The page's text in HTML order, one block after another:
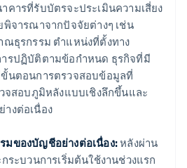
าคารที่รับบัตรจะประเมินความเสี่ยง
พิจารณาจากปัจจัยต่างๆ เช่น
ณธุรกรรม ตำแหน่งที่ตั้งทาง
รปฏิบัติตามข้อกำหนด ธุรกิจที่มี
นตอนการตรวจสอบข้อมูลที่
จสอบภูมิหลังแบบเชิงลึกขึ้นและ
งต่อเนื่อง
มของบัญชีอย่างต่อเนื่อง:หลังผ่าน
ระบวนการเริ่มต้นใช้งานช่วงแรก